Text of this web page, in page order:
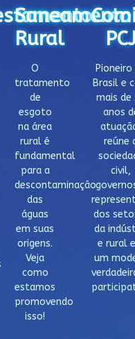
Saneamento
Rural
O
tratamento
de
esgoto
na área
rural é
fundamental
para a
descontaminação
das
águas
em suas
origens.
Veja
como
estamos
promovendo
isso!
Pioneiro
Brasil e
mais de
anos
reúne
civil,
dos
da
e rural
um